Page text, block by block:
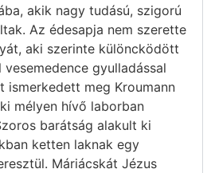
akik nagy tudású, szigorú
Az édesapja nem szerette
aki szerinte különcködött
gyulladással
ismerkedett meg Kroumann
mélyen hívő laborban
barátság alakult ki
ketten laknak egy
Máriácskát Jézus